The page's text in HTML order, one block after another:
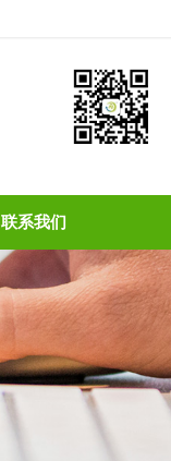
联系我们